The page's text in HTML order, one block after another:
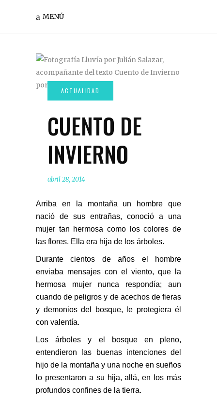
MENÚ
CUENTO DE
INVIERNO
abril 28, 2014
Arriba en la montaña un hombre que
nació de sus entrañas, conoció a una
mujer tan hermosa como los colores de
las flores. Ella era hija de los árboles.
Durante cientos de años el hombre
enviaba mensajes con el viento, que la
hermosa mujer nunca respondía; aun
cuando de peligros y de acechos de fieras
y demonios del bosque, le protegiera él
con valentía.
Los árboles y el bosque en pleno,
entendieron las buenas intenciones del
hijo de la montaña y una noche en sueños
lo presentaron a su hija, allá, en los más
profundos confines de la tierra.